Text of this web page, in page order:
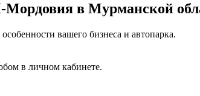
в Мурманской
вашего бизнеса и автопарка.
в личном кабинете.